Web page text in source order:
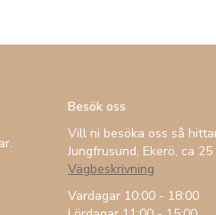
Besök oss
Vill ni besöka oss så
Jungfrusund, Ekerö, ca
Vägbeskrivning
Vardagar 10:00 - 18:00